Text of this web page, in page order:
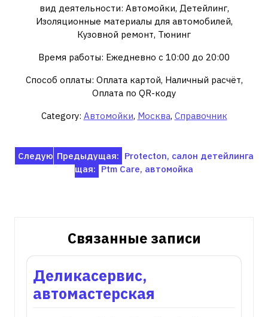
вид деятельности: Автомойки, Детейлинг,
Изоляционные материалы для автомобилей,
Кузовной ремонт, Тюнинг
Время работы: Ежедневно с 10:00 до 20:00
Способ оплаты: Оплата картой, Наличный расчёт,
Оплата по QR-коду
Category: Автомойки, Москва, Справочник
Навигация
Предыдущая: Protecton, салон детейлинга
Следую
щая: Ptm Care, автомойка
Связанные записи
Деликасервис,
автомастерская